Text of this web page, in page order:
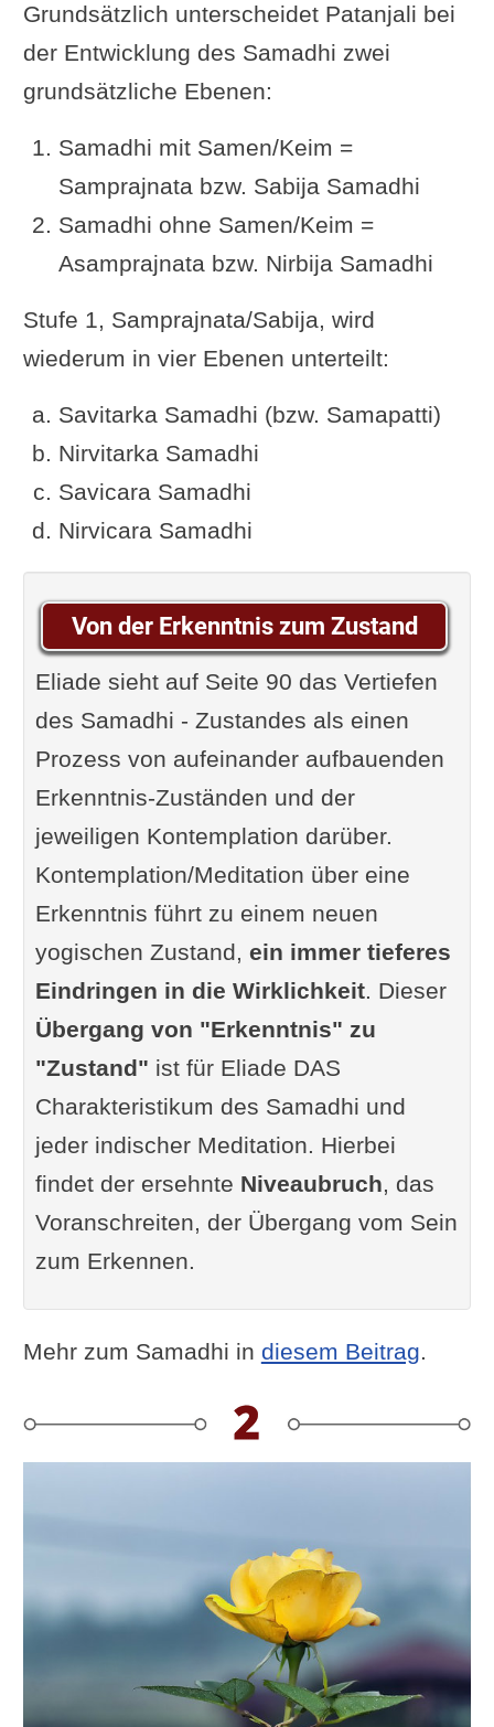
Grundsätzlich unterscheidet Patanjali bei
der Entwicklung des Samadhi zwei
grundsätzliche Ebenen:
Samadhi mit Samen/Keim =
Samprajnata bzw. Sabija Samadhi
Samadhi ohne Samen/Keim =
Asamprajnata bzw. Nirbija Samadhi
Stufe 1, Samprajnata/Sabija, wird
wiederum in vier Ebenen unterteilt:
Savitarka Samadhi (bzw. Samapatti)
Nirvitarka Samadhi
Savicara Samadhi
Nirvicara Samadhi
Von der Erkenntnis zum Zustand
Eliade sieht auf Seite 90 das Vertiefen
des Samadhi - Zustandes als einen
Prozess von aufeinander aufbauenden
Erkenntnis-Zuständen und der
jeweiligen Kontemplation darüber.
Kontemplation/Meditation über eine
Erkenntnis führt zu einem neuen
yogischen Zustand, ein immer tieferes
Eindringen in die Wirklichkeit. Dieser
Übergang von "Erkenntnis" zu
"Zustand" ist für Eliade DAS
Charakteristikum des Samadhi und
jeder indischer Meditation. Hierbei
findet der ersehnte Niveaubruch, das
Voranschreiten, der Übergang vom Sein
zum Erkennen.
Mehr zum Samadhi in diesem Beitrag.